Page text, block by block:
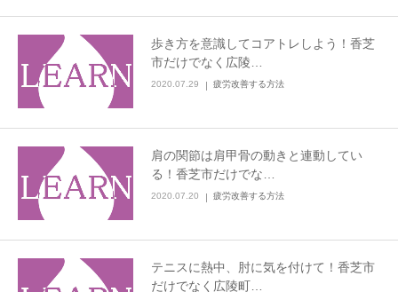
歩き方を意識してコアトレしよう！香芝
市だけでなく広陵…
2020.07.29 疲労改善する方法
肩の関節は肩甲骨の動きと連動してい
る！香芝市だけでな…
2020.07.20 疲労改善する方法
テニスに熱中、肘に気を付けて！香芝市
だけでなく広陵町…